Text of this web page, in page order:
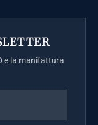
e la manifattura